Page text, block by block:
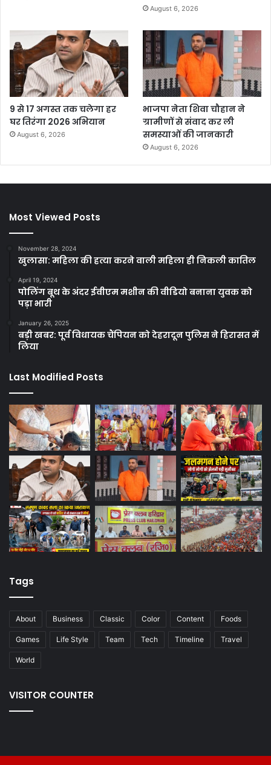
August 6, 2026
9 से 17 अगस्त तक चलेगा हर
घर तिरंगा 2026 अभियान
August 6, 2026
भाजपा नेता शिवा चौहान ने
ग्रामीणों से संवाद कर ली
समस्याओं की जानकारी
August 6, 2026
Most Viewed Posts
November 28, 2024
खुलासा: महिला की हत्या करने वाली महिला ही निकली कातिल
April 19, 2024
पोलिंग बूथ के अंदर ईवीएम मशीन की वीडियो बनाना युवक को
पड़ा भारी
January 26, 2025
बड़ी खबर: पूर्व विधायक चैंपियन को देहरादून पुलिस ने हिरासत में
लिया
Last Modified Posts
Tags
About Business Classic Color Content Foods
Games Life Style Team Tech Timeline Travel
World
VISITOR COUNTER